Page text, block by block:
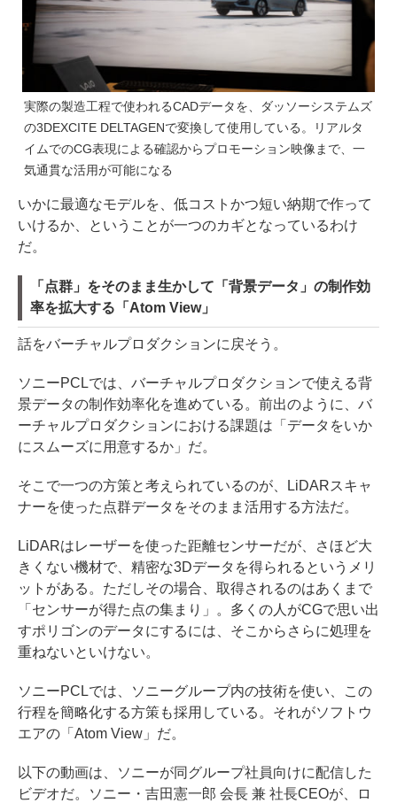
実際の製造工程で使われるCADデータを、ダッソーシステムズ
の3DEXCITE DELTAGENで変換して使用している。リアルタ
イムでのCG表現による確認からプロモーション映像まで、一
気通貫な活用が可能になる
いかに最適なモデルを、低コストかつ短い納期で作って
いけるか、ということが一つのカギとなっているわけ
だ。
「点群」をそのまま生かして「背景データ」の制作効
率を拡大する「Atom View」
話をバーチャルプロダクションに戻そう。
ソニーPCLでは、バーチャルプロダクションで使える背
景データの制作効率化を進めている。前出のように、バ
ーチャルプロダクションにおける課題は「データをいか
にスムーズに用意するか」だ。
そこで一つの方策と考えられているのが、LiDARスキャ
ナーを使った点群データをそのまま活用する方法だ。
LiDARはレーザーを使った距離センサーだが、さほど大
きくない機材で、精密な3Dデータを得られるというメリ
ットがある。ただしその場合、取得されるのはあくまで
「センサーが得た点の集まり」。多くの人がCGで思い出
すポリゴンのデータにするには、そこからさらに処理を
重ねないといけない。
ソニーPCLでは、ソニーグループ内の技術を使い、この
行程を簡略化する方策も採用している。それがソフトウ
エアの「Atom View」だ。
以下の動画は、ソニーが同グループ社員向けに配信した
ビデオだ。ソニー・吉田憲一郎 会長 兼 社長CEOが、ロ